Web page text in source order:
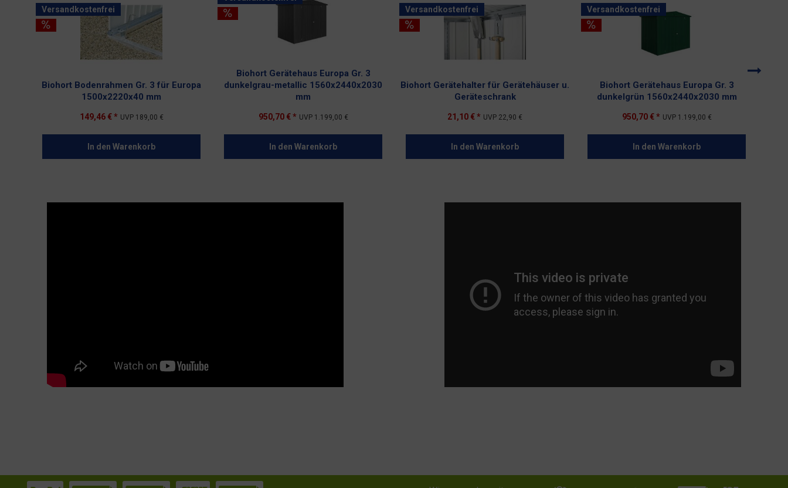
Versandkostenfrei
Biohort Bodenrahmen Gr. 3 für Europa
1500x2220x40 mm
149,46 € * UVP 189,00 €
In den Warenkorb
Biohort Gerätehaus Europa Gr. 3
dunkelgrau-metallic 1560x2440x2030
mm
950,70 € * UVP 1.199,00 €
In den Warenkorb
Versandkostenfrei
Biohort Gerätehalter für Gerätehäuser u.
Geräteschrank
21,10 € * UVP 22,90 €
In den Warenkorb
Versandkostenfrei
Biohort Gerätehaus Europa Gr. 3
dunkelgrün 1560x2440x2030 mm
950,70 € * UVP 1.199,00 €
In den Warenkorb